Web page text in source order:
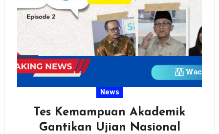
News
Tes Kemampuan Akademik
Gantikan Ujian Nasional